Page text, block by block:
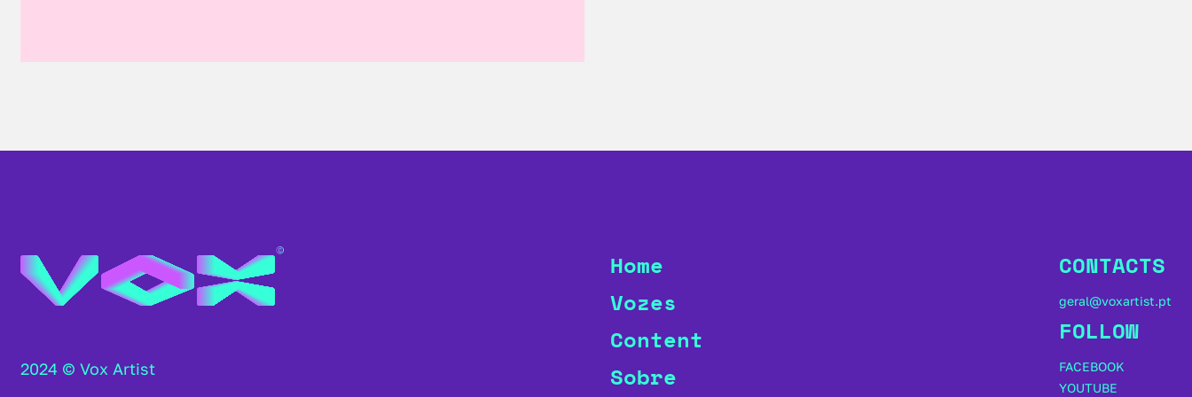
2024 © Vox Artist
Home
Vozes
Content
Sobre
CONTACTS
geral@voxartist.pt
FOLLOW
FACEBOOK
YOUTUBE